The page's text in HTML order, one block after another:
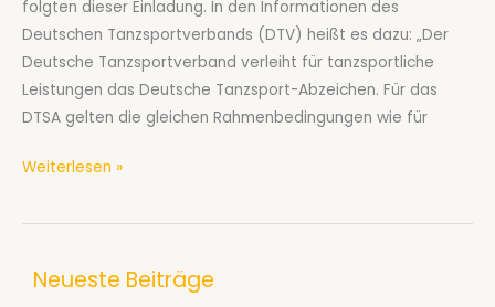
folgten dieser Einladung. In den Informationen des
Deutschen Tanzsportverbands (DTV) heißt es dazu: „Der
Deutsche Tanzsportverband verleiht für tanzsportliche
Leistungen das Deutsche Tanzsport-Abzeichen. Für das
DTSA gelten die gleichen Rahmenbedingungen wie für
Erfolgreiche
für
Deutsche
Weiterlesen »
Neueste Beiträge